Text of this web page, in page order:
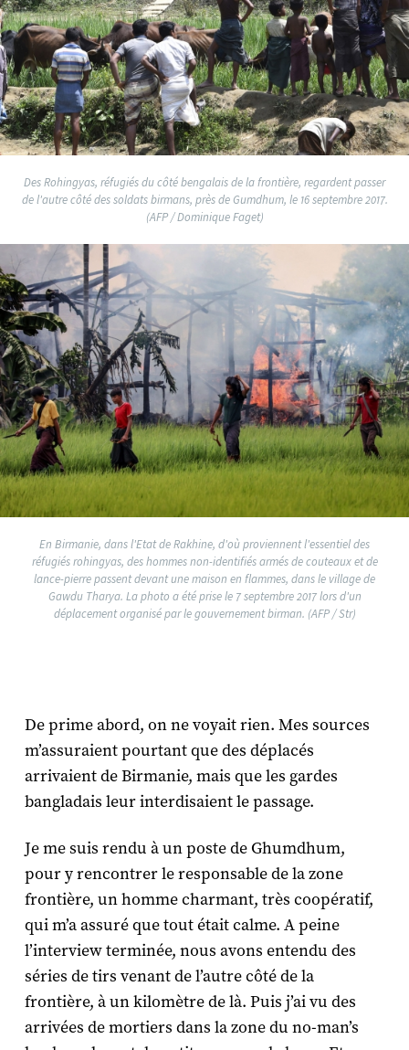
Des Rohingyas, réfugiés du côté bengalais de la frontière, regardent passer
de l'autre côté des soldats birmans, près de Gumdhum, le 16 septembre 2017.
(AFP / Dominique Faget)
En Birmanie, dans l'Etat de Rakhine, d'où proviennent l'essentiel des
réfugiés rohingyas, des hommes non-identifiés armés de couteaux et de
lance-pierre passent devant une maison en flammes, dans le village de
Gawdu Tharya. La photo a été prise le 7 septembre 2017 lors d'un
déplacement organisé par le gouvernement birman. (AFP / Str)
De prime abord, on ne voyait rien. Mes sources
m’assuraient pourtant que des déplacés
arrivaient de Birmanie, mais que les gardes
bangladais leur interdisaient le passage.
Je me suis rendu à un poste de Ghumdhum,
pour y rencontrer le responsable de la zone
frontière, un homme charmant, très coopératif,
qui m’a assuré que tout était calme. A peine
l’interview terminée, nous avons entendu des
séries de tirs venant de l’autre côté de la
frontière, à un kilomètre de là. Puis j’ai vu des
arrivées de mortiers dans la zone du no-man’s